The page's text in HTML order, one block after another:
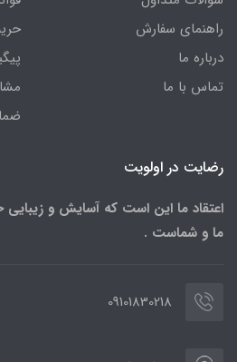
راهنمای سفارش
درباره ما
تماس با ما
رضایت در اولویت
اعتقاد ما این است که آسایش و
ما و شماست .
09101830218